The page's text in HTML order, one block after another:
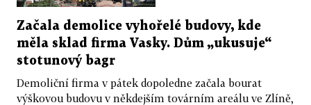
Začala demolice vyhořelé budovy, kde
měla sklad firma Vasky. Dům „ukusuje“
stotunový bagr
Demoliční firma v pátek dopoledne začala bourat
výškovou budovu v někdejším továrním areálu ve Zlíně,